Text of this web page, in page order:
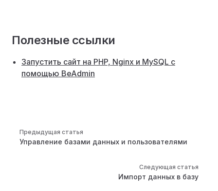
Полезные ссылки
Запустить сайт на PHP, Nginx и MySQL с
помощью BeAdmin
Pager
Предыдущая статья
Управление базами данных и пользователями
Следующая статья
Импорт данных в базу